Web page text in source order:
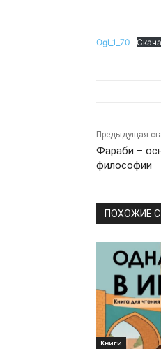
Ogl_1_70
Предыдущая
Фараби –
философии
ПОХОЖИЕ
Книги